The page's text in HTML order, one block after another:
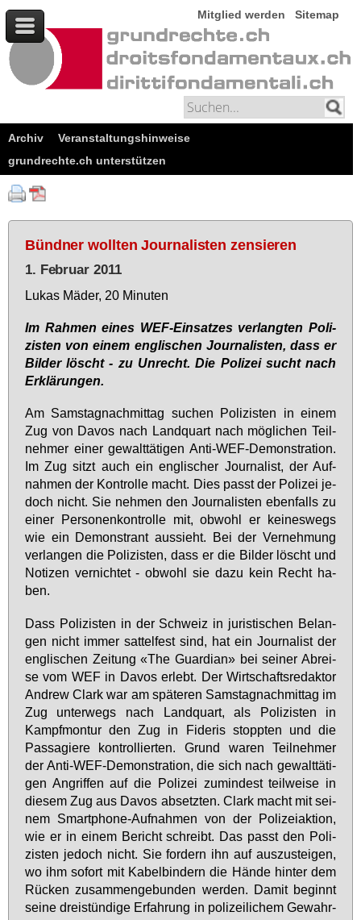
Mitglied werden Sitemap
Archiv
Veranstaltungshinweise
grundrechte.ch unterstützen
Bündner wollten Journalisten zensieren
1. Februar 2011
Lu­kas Mä­der, 20 Mi­nu­ten
Im Rah­men ei­nes WEF-Ein­sat­zes ver­lang­ten Po­li­
zis­ten von ei­nem eng­li­schen Jour­na­lis­ten, dass er
Bil­der löscht - zu Un­recht. Die Po­li­zei sucht nach
Er­klä­run­gen.
Am Sams­tag­nach­mit­tag su­chen Po­li­zis­ten in ei­nem
Zug von Da­vos nach Land­quart nach mög­li­chen Teil­
neh­mer ei­ner ge­walt­tä­ti­gen An­ti-WEF-De­mons­tra­ti­on.
Im Zug sitzt auch ein eng­li­scher Jour­na­list, der Auf­
nah­men der Kon­trol­le macht. Dies passt der Po­li­zei je­
doch nicht. Sie neh­men den Jour­na­lis­ten eben­falls zu
ei­ner Per­so­nen­kon­trol­le mit, ob­wohl er kei­nes­wegs
wie ein De­mons­trant aus­sieht. Bei der Ver­neh­mung
ver­lan­gen die Po­li­zis­ten, dass er die Bil­der löscht und
No­ti­zen ver­nich­tet - ob­wohl sie da­zu kein Recht ha­
ben.
Dass Po­li­zis­ten in der Schweiz in ju­ris­ti­schen Be­lan­
gen nicht im­mer sat­tel­fest sind, hat ein Jour­na­list der
eng­li­schen Zei­tung «The Guar­di­an» bei sei­ner Ab­rei­
se vom WEF in Da­vos er­lebt. Der Wirt­schafts­re­dak­tor
An­d­rew Clark war am spä­te­ren Sams­tag­nach­mit­tag im
Zug un­ter­wegs nach Land­quart, als Po­li­zis­ten in
Kampf­mon­tur den Zug in Fi­de­ris stopp­ten und die
Pas­sa­gie­re kon­trol­lier­ten. Grund wa­ren Teil­neh­mer
der An­ti-WEF-De­mons­tra­ti­on, die sich nach ge­walt­tä­ti­
gen An­grif­fen auf die Po­li­zei zu­min­dest teil­wei­se in
die­sem Zug aus Da­vos ab­setz­ten. Clark macht mit sei­
nem Smart­pho­ne-Auf­nah­men von der Po­li­zei­ak­ti­on,
wie er in ei­nem Be­richt schreibt. Das passt den Po­li­
zis­ten je­doch nicht. Sie for­dern ihn auf aus­zu­stei­gen,
wo ihm so­fort mit Ka­bel­bin­dern die Hän­de hin­ter dem
Rü­cken zu­sam­men­ge­bun­den wer­den. Da­mit be­ginnt
sei­ne drei­stün­di­ge Er­fah­rung in po­li­zei­li­chem Ge­wahr­